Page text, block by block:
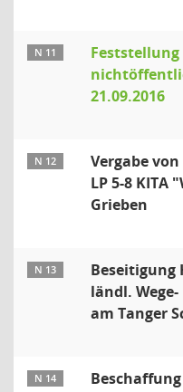
N 11
21.09.2016
N 12
Vergabe
LP 5-8 KITA
Grieben
N 13
Beseitigung
ländl.
am Tanger
N 14